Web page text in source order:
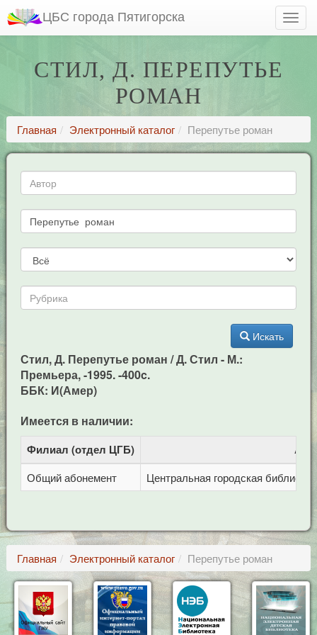
ЦБС города Пятигорска
СТИЛ, Д. ПЕРЕПУТЬЕ
РОМАН
Главная Электронный каталог Перепутье роман
Искать
Стил, Д. Перепутье роман / Д. Стил - М.:
Премьера, -1995. -400c.
ББК: И(Амер)
Имеется в наличии:
Филиал (отдел ЦГБ)
Общий абонемент Центральная городская
Главная Электронный каталог Перепутье роман